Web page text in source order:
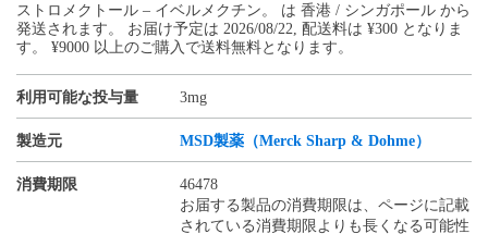
ストロメクトール – イベルメクチン。 は 香港 / シンガポール から
発送されます。 お届け予定は 2026/08/22, 配送料は ¥300 となりま
す。 ¥9000 以上のご購入で送料無料となります。
利用可能な投与量 3mg
製造元 MSD製薬（Merck Sharp & Dohme）
消費期限
46478
お届する製品の消費期限は、ページに記載
されている消費期限よりも長くなる可能性